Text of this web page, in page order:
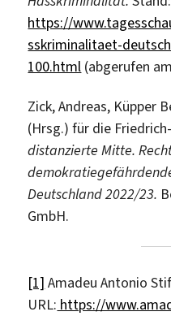
https://
sskriminalitaet-
100.html (abgerufen
Zick, Andreas, Küpper
(Hrsg.) für die
distanzierte Mitte.
Deutschland 2022/23.
GmbH.
[1] Amadeu Antonio
URL: https://